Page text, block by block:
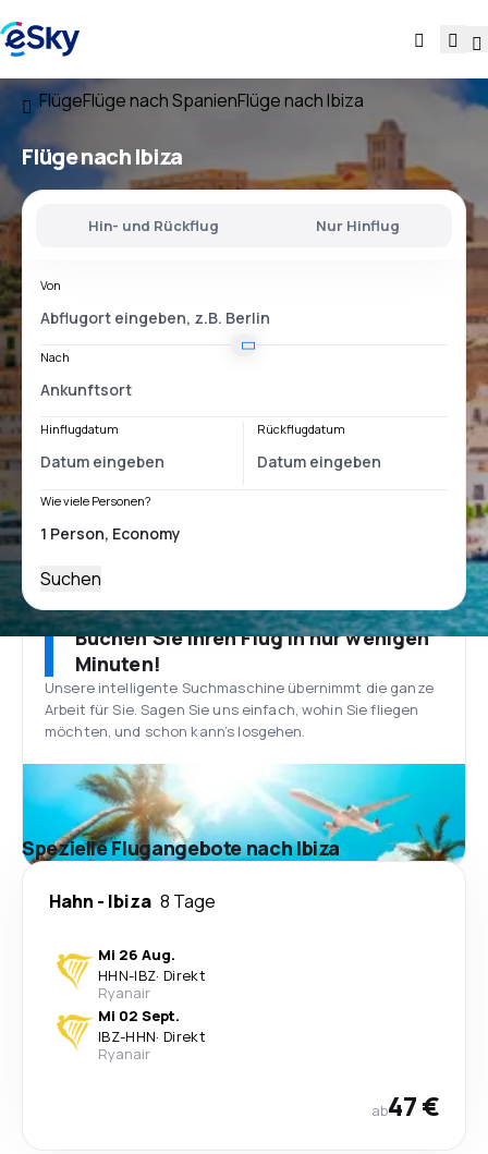
FlügeFlüge nach SpanienFlüge nach Ibiza
Flüge nach Ibiza
Hin- und Rückflug Nur Hinflug
Von
Nach
Hinflugdatum Rückflugdatum
Wie viele Personen?
Suchen
Buchen Sie Ihren Flug in nur wenigen
Minuten!
Unsere intelligente Suchmaschine übernimmt die ganze
Arbeit für Sie. Sagen Sie uns einfach, wohin Sie fliegen
möchten, und schon kann’s losgehen.
Spezielle Flugangebote nach Ibiza
Hahn - Ibiza 8 Tage
Mi 26 Aug.
HHN-IBZ· Direkt
Ryanair
Mi 02 Sept.
IBZ-HHN· Direkt
Ryanair
ab47 €